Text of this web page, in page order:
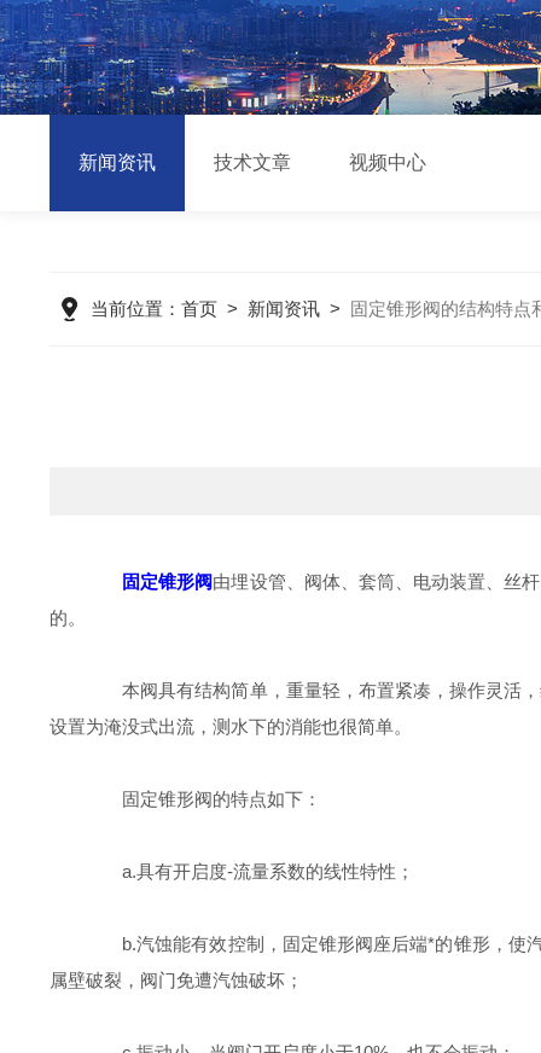
新闻资讯 技术文章 视频中心
当前位置： 首页> 新闻资讯> 固定锥形阀的结构特点
固定锥形阀由埋设管、阀体、套筒、电动装置、丝
的。
本阀具有结构简单，重量轻，布置紧凑，操作灵活，
设置为淹没式出流，测水下的消能也很简单。
固定锥形阀的特点如下：
a.具有开启度-流量系数的线性特性；
b.汽蚀能有效控制，固定锥形阀座后端*的锥形，使汽
属壁破裂，阀门免遭汽蚀破坏；